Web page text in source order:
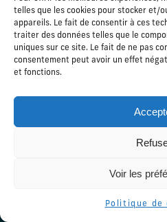
telles que les cookies pour stocker et/
appareils. Le fait de consentir à ces
traiter des données telles que le
uniques sur ce site. Le fait de ne pas
consentement peut avoir un effet
et fonctions.
Voir les
Politique de
vente